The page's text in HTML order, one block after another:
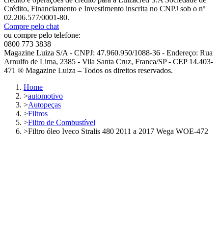
Crédito, Financiamento e Investimento inscrita no CNPJ sob o nº
02.206.577/0001-80.
Compre pelo chat
ou compre pelo telefone:
0800 773 3838
Magazine Luiza S/A - CNPJ: 47.960.950/1088-36 - Endereço: Rua
Arnulfo de Lima, 2385 - Vila Santa Cruz, Franca/SP - CEP 14.403-
471 ® Magazine Luiza – Todos os direitos reservados.
Home
>automotivo
>Autopeças
>Filtros
>Filtro de Combustível
>Filtro óleo Iveco Stralis 480 2011 a 2017 Wega WOE-472